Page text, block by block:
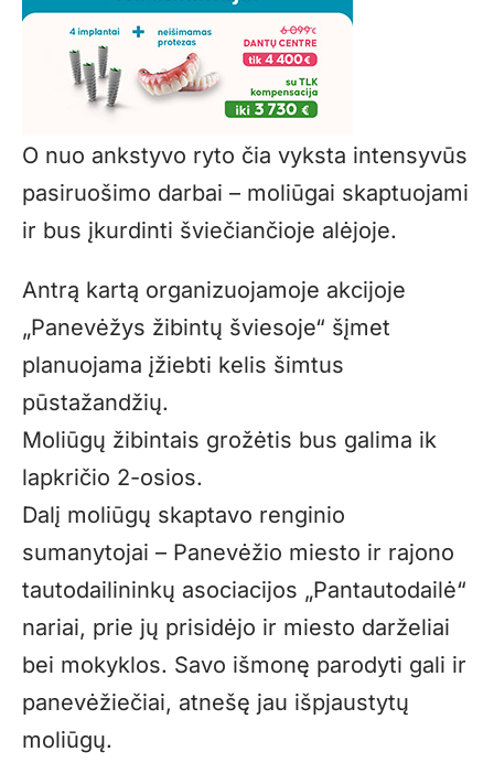
O nuo ankstyvo ryto čia vyksta intensyvūs
pasiruošimo darbai – moliūgai skaptuojami
ir bus įkurdinti šviečiančioje alėjoje.
Antrą kartą organizuojamoje akcijoje
„Panevėžys žibintų šviesoje“ šįmet
planuojama įžiebti kelis šimtus
pūstažandžių.
Moliūgų žibintais grožėtis bus galima ik
lapkričio 2-osios.
Dalį moliūgų skaptavo renginio
sumanytojai – Panevėžio miesto ir rajono
tautodailininkų asociacijos „Pantautodailė“
nariai, prie jų prisidėjo ir miesto darželiai
bei mokyklos. Savo išmonę parodyti gali ir
panevėžiečiai, atnešę jau išpjaustytų
moliūgų.